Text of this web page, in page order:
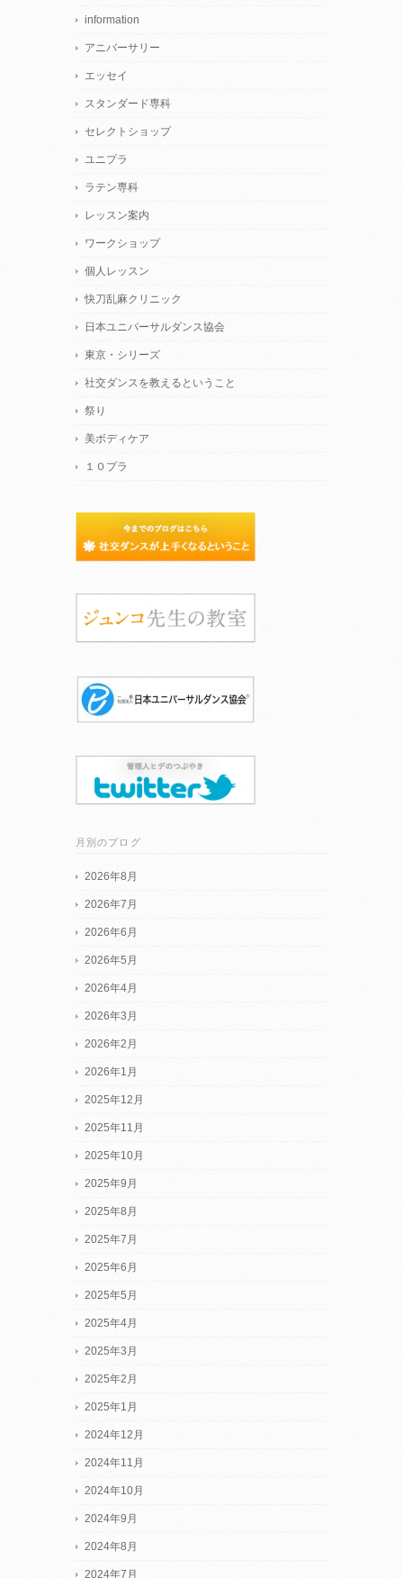
information
アニバーサリー
エッセイ
スタンダード専科
セレクトショップ
ユニプラ
ラテン専科
レッスン案内
ワークショップ
個人レッスン
快刀乱麻クリニック
日本ユニバーサルダンス協会
東京・シリーズ
社交ダンスを教えるということ
祭り
美ボディケア
１０プラ
月別のブログ
2026年8月
2026年7月
2026年6月
2026年5月
2026年4月
2026年3月
2026年2月
2026年1月
2025年12月
2025年11月
2025年10月
2025年9月
2025年8月
2025年7月
2025年6月
2025年5月
2025年4月
2025年3月
2025年2月
2025年1月
2024年12月
2024年11月
2024年10月
2024年9月
2024年8月
2024年7月